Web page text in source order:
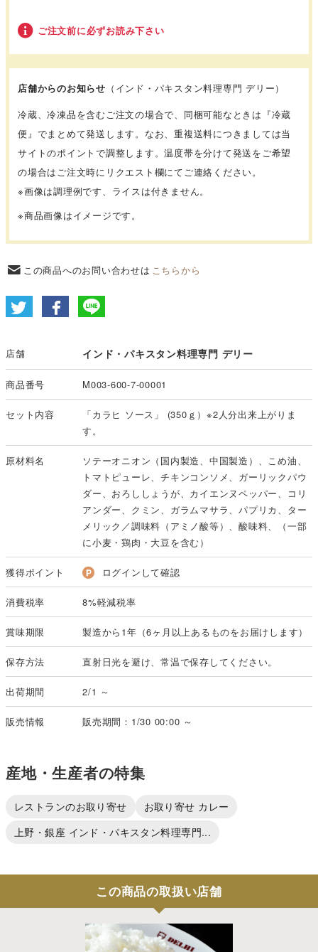
ご注文前に必ずお読み下さい
店舗からのお知らせ （インド・パキスタン料理専門 デリー）
冷蔵、冷凍品を含むご注文の場合で、同梱可能なときは『冷蔵
便』でまとめて発送します。なお、重複送料につきましては当
サイトのポイントで調整します。温度帯を分けて発送をご希望
の場合はご注文時にリクエスト欄にてご連絡ください。
※画像は調理例です、ライスは付きません。
※商品画像はイメージです。
この商品へのお問い合わせは こちらから
店舗 インド・パキスタン料理専門 デリー
商品番号 M003-600-7-00001
セット内容
「カラヒ ソース」 (350ｇ）※2人分出来上がりま
す。
原材料名
ソテーオニオン（国内製造、中国製造）、こめ油、
トマトピューレ、チキンコンソメ、ガーリックパウ
ダー、おろししょうが、カイエンヌペッパー、コリ
アンダー、クミン、ガラムマサラ、パプリカ、ター
メリック／調味料（アミノ酸等）、酸味料、（一部
に小麦・鶏肉・大豆を含む）
獲得ポイント ログインして確認
消費税率 8%軽減税率
賞味期限 製造から1年（6ヶ月以上あるものをお届けします）
保存方法 直射日光を避け、常温で保存してください。
出荷期間 2/1 ～
販売情報 販売期間：1/30 00:00 ～
産地・生産者の特集
レストランのお取り寄せ
お取り寄せ カレー
上野・銀座 インド・パキスタン料理専門...
この商品の取扱い店舗